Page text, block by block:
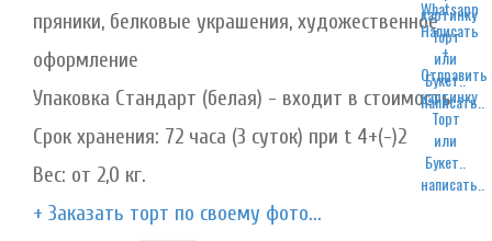
написать..
написать..
пряники, белковые украшения, художественное
оформление
Упаковка Стандарт (белая) - входит в стоимость
Срок хранения: 72 часа (3 суток) при t 4+(-)2
Вес: от 2,0 кг.
+ Заказать торт по своему фото...